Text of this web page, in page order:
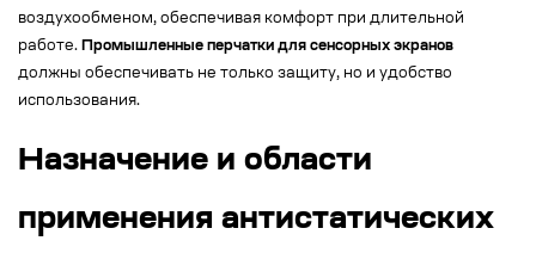
воздухообменом, обеспечивая комфорт при длительной
работе. Промышленные перчатки для сенсорных экранов
должны обеспечивать не только защиту, но и удобство
использования.
Назначение и области
применения антистатических